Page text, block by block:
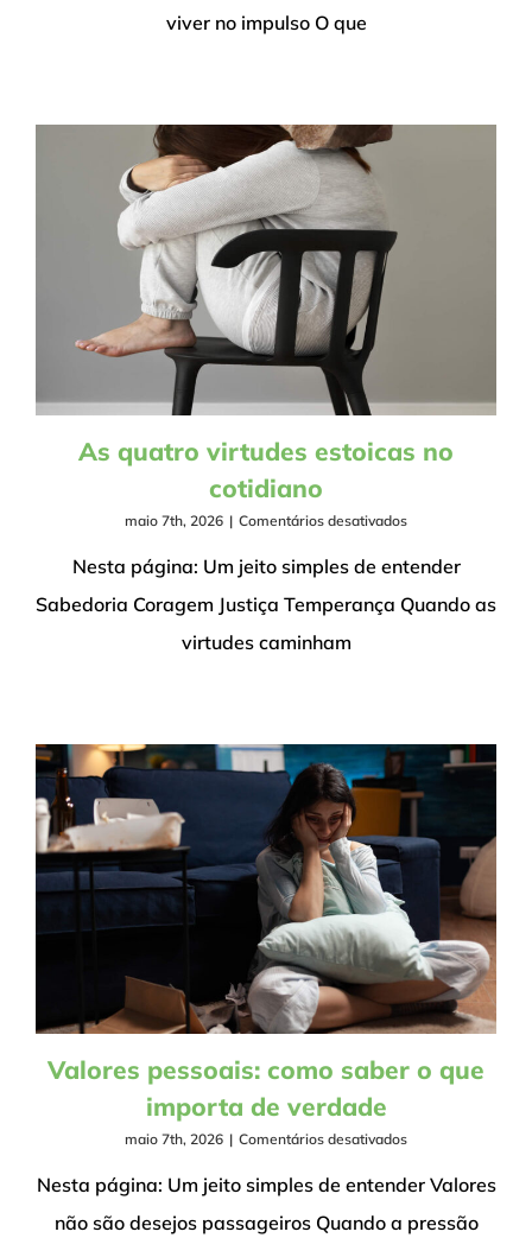
viver no impulso O que
As quatro virtudes estoicas no
cotidiano
maio 7th, 2026 | Comentários desativadosem
quatro
estoicas
Nesta página: Um jeito simples de entender
Sabedoria Coragem Justiça Temperança Quando as
virtudes caminham
Valores pessoais: como saber o que
importa de verdade
maio 7th, 2026 | Comentários desativadosem
pessoais:
saber
Nesta página: Um jeito simples de entender Valores
não são desejos passageiros Quando a pressão